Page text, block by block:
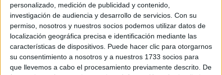
personalizado, medición de publicidad y contenido,
investigación de audiencia y desarrollo de servicios. Con su
permiso, nosotros y nuestros socios podemos utilizar datos de
localización geográfica precisa e identificación mediante las
características de dispositivos. Puede hacer clic para otorgarnos
su consentimiento a nosotros y a nuestros 1733 socios para
que llevemos a cabo el procesamiento previamente descrito. De
Pero no saben que yo deseo estar con él, pero por
prevención hacia mi salud, no puedo estar junto a él y
estar en una libertad coartada por algo que me dicen: “Es
bueno para ti”.
Pero mis adentros desean gozar de algo que yo le digo